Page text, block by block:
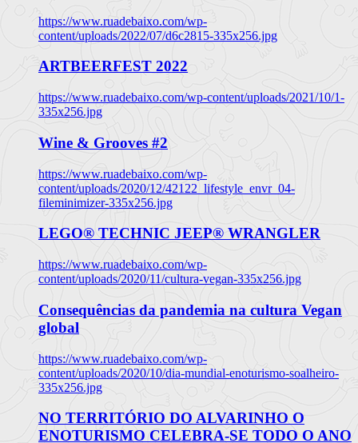
https://www.ruadebaixo.com/wp-
content/uploads/2022/07/d6c2815-335x256.jpg
ARTBEERFEST 2022
https://www.ruadebaixo.com/wp-content/uploads/2021/10/1-
335x256.jpg
Wine & Grooves #2
https://www.ruadebaixo.com/wp-
content/uploads/2020/12/42122_lifestyle_envr_04-
fileminimizer-335x256.jpg
LEGO® TECHNIC JEEP® WRANGLER
https://www.ruadebaixo.com/wp-
content/uploads/2020/11/cultura-vegan-335x256.jpg
Consequências da pandemia na cultura Vegan
global
https://www.ruadebaixo.com/wp-
content/uploads/2020/10/dia-mundial-enoturismo-soalheiro-
335x256.jpg
NO TERRITÓRIO DO ALVARINHO O
ENOTURISMO CELEBRA-SE TODO O ANO